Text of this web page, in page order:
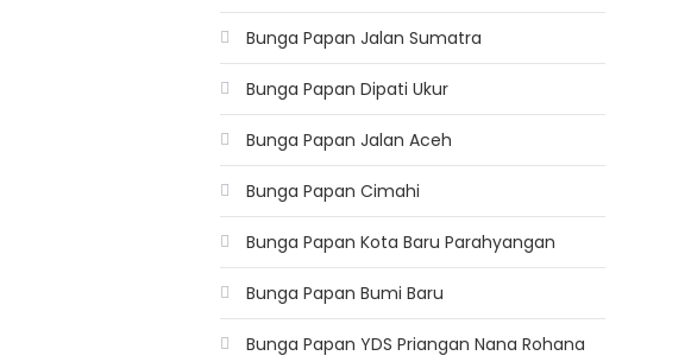
Bunga Papan Jalan Sumatra
Bunga Papan Dipati Ukur
Bunga Papan Jalan Aceh
Bunga Papan Cimahi
Bunga Papan Kota Baru Parahyangan
Bunga Papan Bumi Baru
Bunga Papan YDS Priangan Nana Rohana